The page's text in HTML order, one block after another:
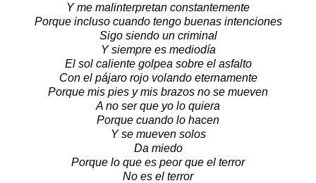
Y me malinterpretan constantemente
Porque incluso cuando tengo buenas intenciones
Sigo siendo un criminal
Y siempre es mediodía
El sol caliente golpea sobre el asfalto
Con el pájaro rojo volando eternamente
Porque mis pies y mis brazos no se mueven
A no ser que yo lo quiera
Porque cuando lo hacen
Y se mueven solos
Da miedo
Porque lo que es peor que el terror
No es el terror